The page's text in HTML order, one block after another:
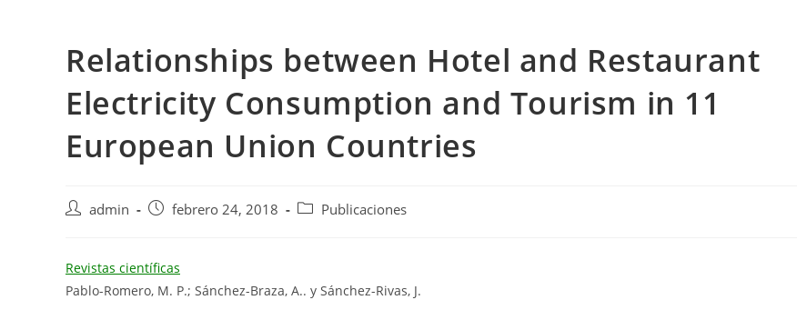
Relationships between Hotel and Restaurant
Electricity Consumption and Tourism in 11
European Union Countries
Autor
entrada:
admin
Publicación
entrada:
febrero 24, 2018
Categoría
Publicaciones
Revistas científicas
Pablo-Romero, M. P.; Sánchez-Braza, A.. y Sánchez-Rivas, J.